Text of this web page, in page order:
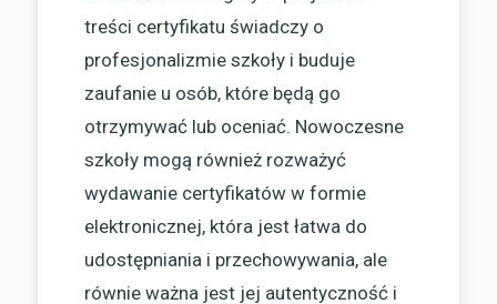
treści certyfikatu świadczy o
profesjonalizmie szkoły i buduje
zaufanie u osób, które będą go
otrzymywać lub oceniać. Nowoczesne
szkoły mogą również rozważyć
wydawanie certyfikatów w formie
elektronicznej, która jest łatwa do
udostępniania i przechowywania, ale
równie ważna jest jej autentyczność i